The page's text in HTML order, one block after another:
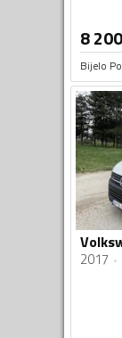
8 200
Bijelo
2017